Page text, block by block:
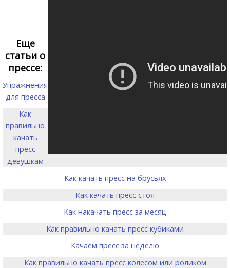
Еще
статьи о
прессе:
Упражнения
для пресса
Как
правильно
качать
пресс
девушкам
Как качать пресс на брусьях
Как качать пресс стоя
Как накачать пресс за месяц
Как правильно качать пресс кубиками
Качаем пресс за неделю
Как правильно качать пресс колесом или роликом